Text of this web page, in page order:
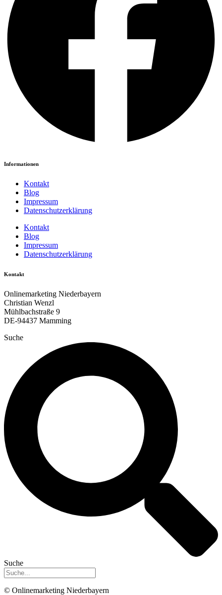
Informationen
Kontakt
Blog
Impressum
Datenschutzerklärung
Kontakt
Blog
Impressum
Datenschutzerklärung
Kontakt
Onlinemarketing Niederbayern
Christian Wenzl
Mühlbachstraße 9
DE-94437 Mamming
Suche
Suche
© Onlinemarketing Niederbayern